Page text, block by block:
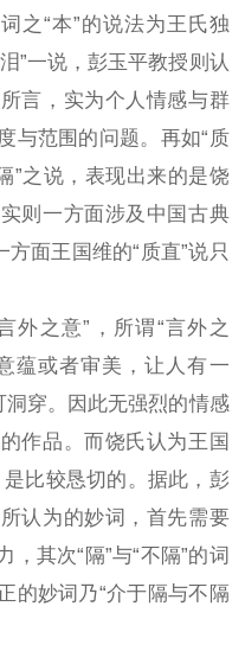
之“本”的说法为王氏独
”一说，彭玉平教授则认
言，实为个人情感与群
与范围的问题。再如“质
”之说，表现出来的是饶
则一方面涉及中国古典
面王国维的“质直”说只
外之意”，所谓“言外之
蕴或者审美，让人有一
洞穿。因此无强烈的情感
作品。而饶氏认为王国
是比较恳切的。据此，彭
认为的妙词，首先需要
其次“隔”与“不隔”的词
的妙词乃“介于隔与不隔